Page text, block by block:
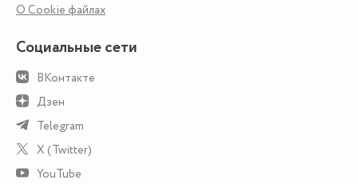
О Сookie файлах
Социальные сети
ВКонтакте
Дзен
Telegram
X (Twitter)
YouTube